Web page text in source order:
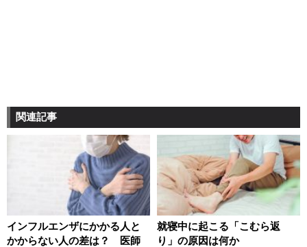
関連記事
インフルエンザにかかる人と
かからない人の差は？ 医師
就寝中に起こる「こむら返
り」の原因は何か